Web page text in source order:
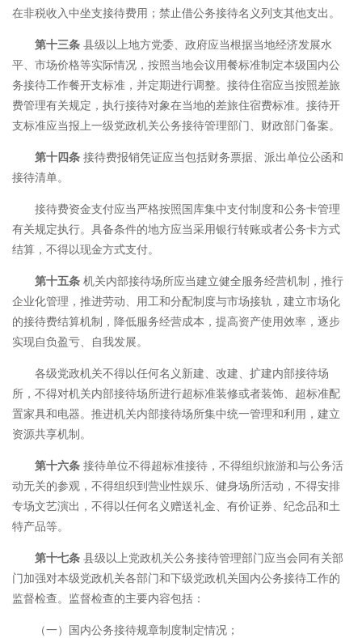
在非税收入中坐支接待费用；禁止借公务接待名义列支其他支出。
第十三条 县级以上地方党委、政府应当根据当地经济发展水
平、市场价格等实际情况，按照当地会议用餐标准制定本级国内公
务接待工作餐开支标准，并定期进行调整。接待住宿应当按照差旅
费管理有关规定，执行接待对象在当地的差旅住宿费标准。接待开
支标准应当报上一级党政机关公务接待管理部门、财政部门备案。
第十四条 接待费报销凭证应当包括财务票据、派出单位公函和
接待清单。
接待费资金支付应当严格按照国库集中支付制度和公务卡管理
有关规定执行。具备条件的地方应当采用银行转账或者公务卡方式
结算，不得以现金方式支付。
第十五条 机关内部接待场所应当建立健全服务经营机制，推行
企业化管理，推进劳动、用工和分配制度与市场接轨，建立市场化
的接待费结算机制，降低服务经营成本，提高资产使用效率，逐步
实现自负盈亏、自我发展。
各级党政机关不得以任何名义新建、改建、扩建内部接待场
所，不得对机关内部接待场所进行超标准装修或者装饰、超标准配
置家具和电器。推进机关内部接待场所集中统一管理和利用，建立
资源共享机制。
第十六条 接待单位不得超标准接待，不得组织旅游和与公务活
动无关的参观，不得组织到营业性娱乐、健身场所活动，不得安排
专场文艺演出，不得以任何名义赠送礼金、有价证券、纪念品和土
特产品等。
第十七条 县级以上党政机关公务接待管理部门应当会同有关部
门加强对本级党政机关各部门和下级党政机关国内公务接待工作的
监督检查。监督检查的主要内容包括：
（一）国内公务接待规章制度制定情况；